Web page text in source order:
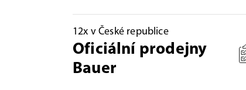
12x v České republice
Oficiální prodejny
Bauer